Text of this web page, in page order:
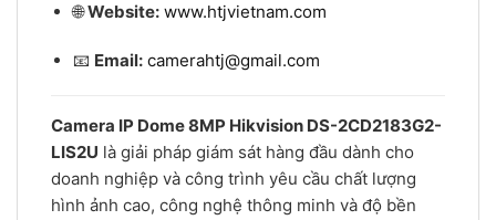
🌐Website: www.htjvietnam.com
📧 Email: camerahtj@gmail.com
Camera IP Dome 8MP Hikvision DS-2CD2183G2-
LIS2U là giải pháp giám sát hàng đầu dành cho
doanh nghiệp và công trình yêu cầu chất lượng
hình ảnh cao, công nghệ thông minh và độ bền